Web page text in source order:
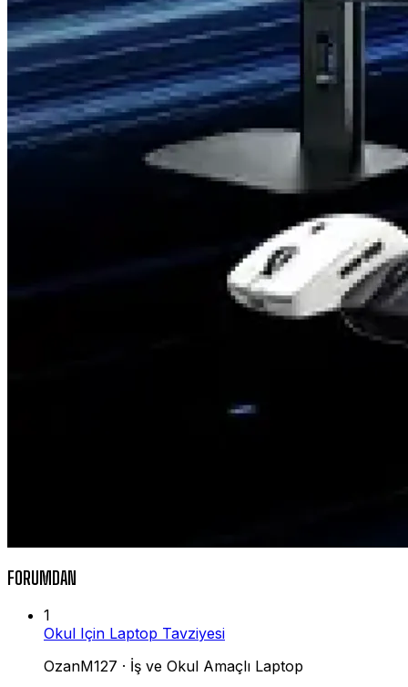
FORUMDAN
1
Okul Için Laptop Tavziyesi
OzanM127 · İş ve Okul Amaçlı Laptop